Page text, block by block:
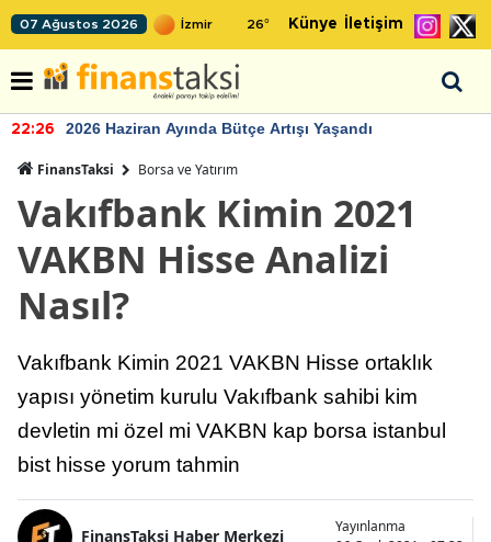
07 Ağustos 2026 26° Künye İletişim
Ayında Bütçe Artışı Yaşandı 22:24
FinansTaksi Borsa ve Yatırım
Vakıfbank Kimin 2021
VAKBN Hisse Analizi
Nasıl?
Vakıfbank Kimin 2021 VAKBN Hisse ortaklık
yapısı yönetim kurulu Vakıfbank sahibi kim
devletin mi özel mi VAKBN kap borsa istanbul
bist hisse yorum tahmin
FinansTaksi Haber Merkezi
Yayınlanma